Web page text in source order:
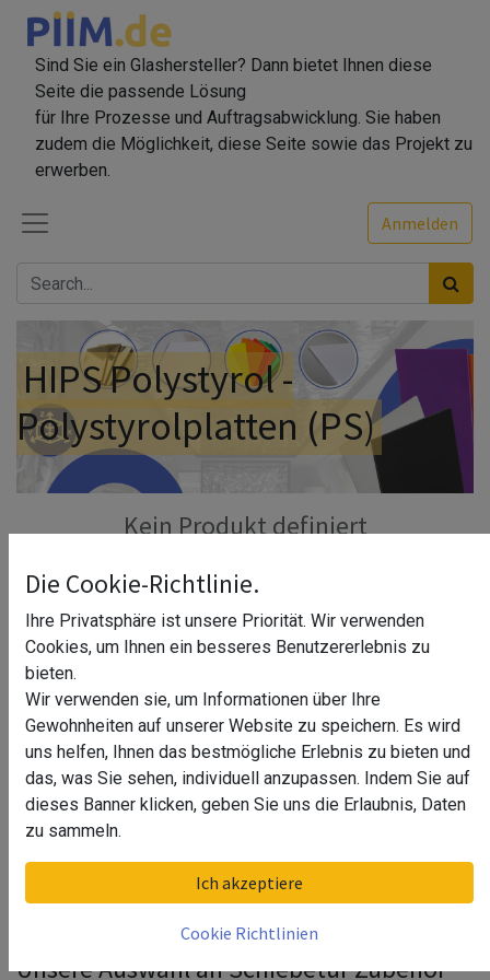
Sind Sie ein Glashersteller? Dann bietet Ihnen diese
Seite die passende Lösung
für Ihre Prozesse und Auftragsabwicklung. Sie haben
zudem die Möglichkeit, diese Seite sowie das Projekt zu
erwerben.
Anmelden
HIPS Polystyrol -
Polystyrolplatten (PS)
Kein Produkt definiert
Polystyrol
Die Verwendung von Schiebetüren erfreut sich
zunehmender Beliebtheit, da sie nicht nur platzsparend
sind, sondern auch einen modernen und eleganten Look
bieten. Um das Beste aus Ihrer Schiebetür herauszuholen,
ist das richtige Schiebetür Zubehör von entscheidender
Bedeutung. Wir bieten eine breite Palette von Zubehör, mit
dem Sie Ihre Schiebetür individuell gestalten und an Ihre
Unsere Auswahl an Schiebetür Zubehör
Die Cookie-Richtlinie.
Ihre Privatsphäre ist unsere Priorität. Wir verwenden
Cookies, um Ihnen ein besseres Benutzererlebnis zu
bieten.
Wir verwenden sie, um Informationen über Ihre
Gewohnheiten auf unserer Website zu speichern. Es wird
uns helfen, Ihnen das bestmögliche Erlebnis zu bieten und
das, was Sie sehen, individuell anzupassen. Indem Sie auf
dieses Banner klicken, geben Sie uns die Erlaubnis, Daten
zu sammeln.
Ich akzeptiere
Cookie Richtlinien